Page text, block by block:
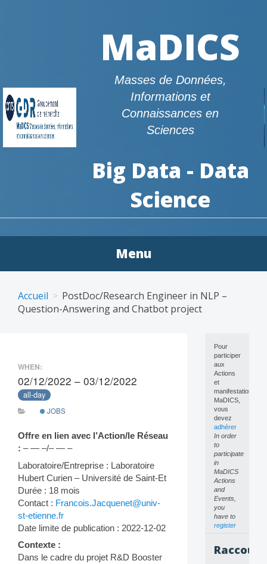
MaDICS
Masses de Données,
Informations et
Connaissances en
Sciences
Big Data - Data
Science
Menu
content
Accueil
PostDoc/Research Engineer in NLP –
Question-Answering and Chatbot project
WHEN:
02/12/2022 – 03/12/2022
all-day
JOBS
Offre en lien avec l’Action/le Réseau
: – — –/– — –
Laboratoire/Entreprise : Laboratoire
Hubert Curien – Université de Saint-Et
Durée : 18 mois
Contact : Francois.Jacquenet@univ-
st-etienne.fr
Date limite de publication : 2022-12-02
Contexte :
Dans le cadre du projet R&D Booster
Pour
participer
aux
Actions
et
manifestations
MaDICS,
vous
devez
adhérer
In order
to
participate
in
MaDICS
Actions
and
Events,
you
have to
register